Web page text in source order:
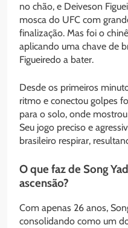
no chão, e Deiveson
mosca do UFC com
finalização. Mas foi o
aplicando uma chave de
Figueiredo a bater.
Desde os primeiros
ritmo e conectou golpes
para o solo, onde
Seu jogo preciso e
brasileiro respirar,
O que faz de Song
ascensão?
Com apenas 26 anos,
consolidando como um